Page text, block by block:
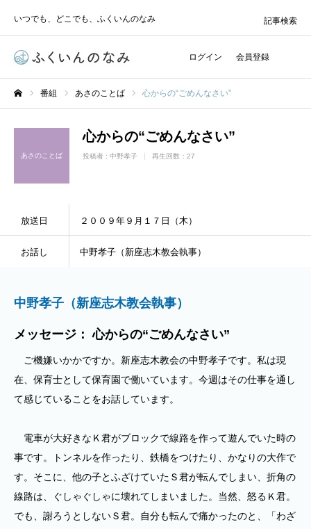
いつでも、どこでも、ふくいんのなみ
ログイン 会員登録
記事検索
番組 あさのことば 心からの“ごめんなさい”
あさのことば
心からの“ごめんなさい”
投稿者 : 中野孝子 再生回数：27
放送日 ２００９年９月１７日（木）
お話し 中野孝子（新座志木教会執事）
中野孝子（新座志木教会執事）
メッセージ： 心からの“ごめんなさい”
ご機嫌いかかですか。新座志木教会の中野孝子です。私は現
在、保育士として保育園で働いています。今週はその仕事を通し
て感じていることをお話しています。
電車が大好きなＫ君がブロックで線路を作って遊んでいた時の
事です。トンネルを作ったり、鉄橋をつけたり、かなりの大作で
す。そこに、他の子とふざけていたＳ君が転んでしまい、折角の
線路は、ぐしゃぐしゃに壊れてしまいました。当然、怒るＫ君。
でも、謝ろうとしないＳ君。自分も転んで痛かったのと、「わざ